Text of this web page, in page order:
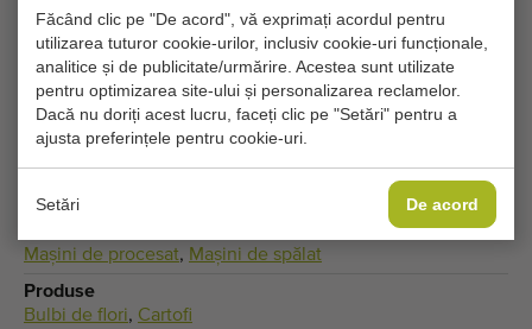
Făcând clic pe "De acord", vă exprimați acordul pentru
utilizarea tuturor cookie-urilor, inclusiv cookie-uri funcționale,
analitice și de publicitate/urmărire. Acestea sunt utilizate
pentru optimizarea site-ului și personalizarea reclamelor.
Dacă nu doriți acest lucru, faceți clic pe "Setări" pentru a
ajusta preferințele pentru cookie-uri.
Setări De acord
Tip
Maşini de spălat legume
Marcă
Botman
Maşini de procesat, Mașini de spălat
Produse
Bulbi de flori, Cartofi